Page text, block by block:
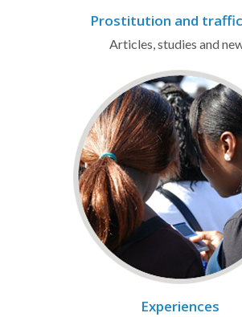
Prostitution and
Articles, studies and
Experiences